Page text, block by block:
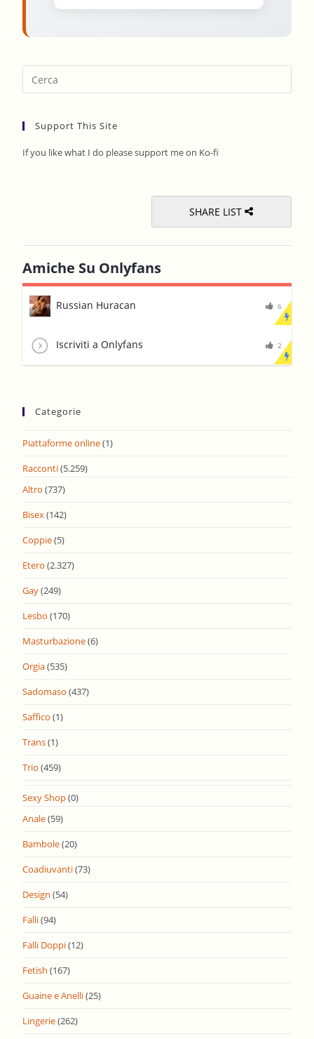
Support This Site
If you like what I do please support me on Ko-fi
SHARE LIST
Amiche Su Onlyfans
Russian Huracan 6
Iscriviti a Onlyfans 2
Categorie
Piattaforme online(1)
Racconti(5.259)
Altro (737)
Bisex(142)
Coppie(5)
Etero (2.327)
Gay(249)
Lesbo (170)
Masturbazione(6)
Orgia(535)
Sadomaso (437)
Saffico (1)
Trans(1)
Trio (459)
Sexy Shop(0)
Anale(59)
Bambole(20)
Coadiuvanti(73)
Design (54)
Falli(94)
Falli Doppi(12)
Fetish (167)
Guaine e Anelli(25)
Lingerie(262)